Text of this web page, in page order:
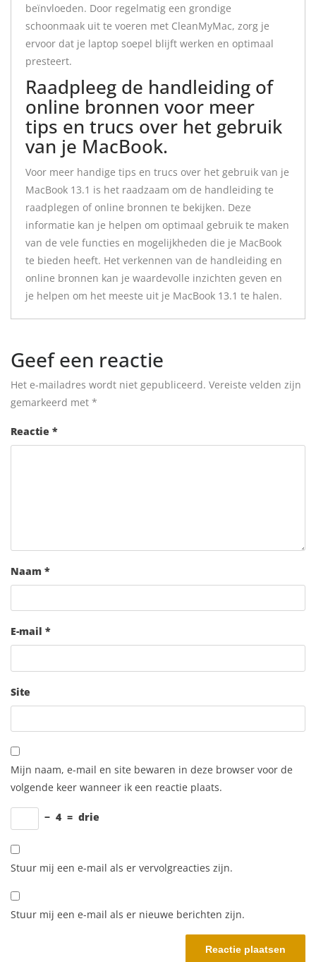
beïnvloeden. Door regelmatig een grondige
schoonmaak uit te voeren met CleanMyMac, zorg je
ervoor dat je laptop soepel blijft werken en optimaal
presteert.
Raadpleeg de handleiding of
online bronnen voor meer
tips en trucs over het gebruik
van je MacBook.
Voor meer handige tips en trucs over het gebruik van je
MacBook 13.1 is het raadzaam om de handleiding te
raadplegen of online bronnen te bekijken. Deze
informatie kan je helpen om optimaal gebruik te maken
van de vele functies en mogelijkheden die je MacBook
te bieden heeft. Het verkennen van de handleiding en
online bronnen kan je waardevolle inzichten geven en
je helpen om het meeste uit je MacBook 13.1 te halen.
Geef een reactie
Het e-mailadres wordt niet gepubliceerd. Vereiste velden zijn
gemarkeerd met *
Reactie *
Naam *
E-mail *
Site
Mijn naam, e-mail en site bewaren in deze browser voor de
volgende keer wanneer ik een reactie plaats.
− 4 = drie
Stuur mij een e-mail als er vervolgreacties zijn.
Stuur mij een e-mail als er nieuwe berichten zijn.